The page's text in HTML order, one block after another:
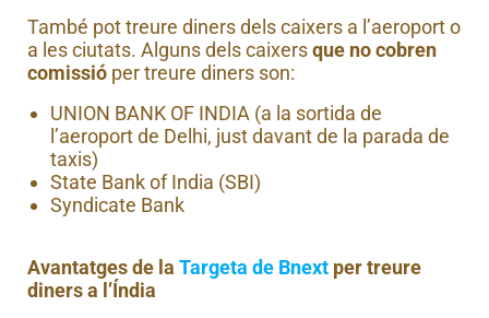
També pot treure diners dels caixers a l’aeroport o
a les ciutats. Alguns dels caixersque no cobren
comissió per treure diners son:
UNION BANK OF INDIA (a la sortida de
l’aeroport de Delhi, just davant de la parada de
taxis)
State Bank of India (SBI)
Syndicate Bank
Avantatges de la Targeta de Bnext per treure
diners a l’Índia